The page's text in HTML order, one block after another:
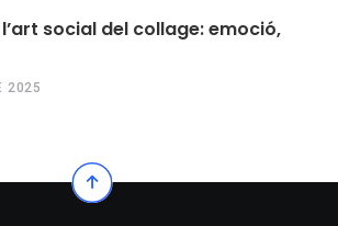
social del collage: emoció,
2025